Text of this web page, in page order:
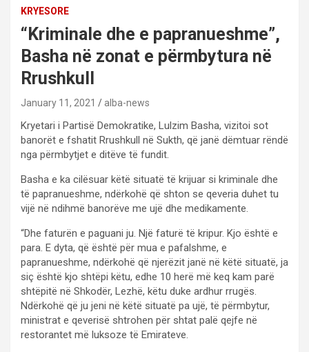
KRYESORE
“Kriminale dhe e papranueshme”,
Basha në zonat e përmbytura në
Rrushkull
January 11, 2021 alba-news
Kryetari i Partisë Demokratike, Lulzim Basha, vizitoi sot
banorët e fshatit Rrushkull në Sukth, që janë dëmtuar rëndë
nga përmbytjet e ditëve të fundit.
Basha e ka cilësuar këtë situatë të krijuar si kriminale dhe
të papranueshme, ndërkohë që shton se qeveria duhet tu
vijë në ndihmë banorëve me ujë dhe medikamente.
“Dhe faturën e paguani ju. Një faturë të kripur. Kjo është e
para. E dyta, që është për mua e pafalshme, e
papranueshme, ndërkohë që njerëzit janë në këtë situatë, ja
siç është kjo shtëpi këtu, edhe 10 herë më keq kam parë
shtëpitë në Shkodër, Lezhë, këtu duke ardhur rrugës.
Ndërkohë që ju jeni në këtë situatë pa ujë, të përmbytur,
ministrat e qeverisë shtrohen për shtat palë qejfe në
restorantet më luksoze të Emirateve.